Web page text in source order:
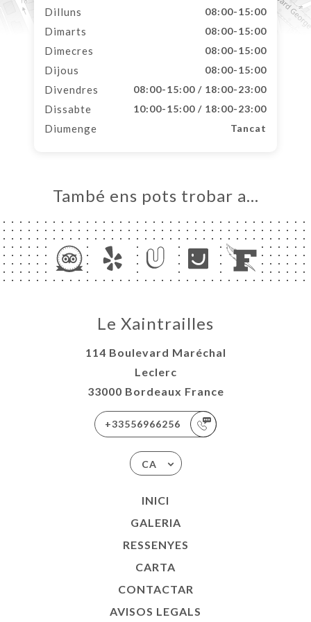
Dilluns 08:00-15:00
Dimarts 08:00-15:00
Dimecres 08:00-15:00
Dijous 08:00-15:00
Divendres 08:00-15:00 / 18:00-23:00
Dissabte 10:00-15:00 / 18:00-23:00
Diumenge Tancat
També ens pots trobar a…
Le Xaintrailles
114 Boulevard Maréchal
Leclerc
33000 Bordeaux France
+33556966256
CA
INICI
GALERIA
RESSENYES
CARTA
CONTACTAR
AVISOS LEGALS